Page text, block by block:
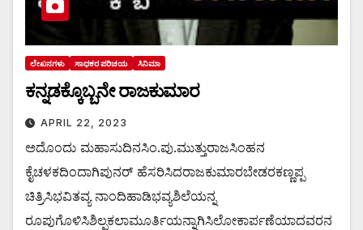
ಲೇಖನಗಳು ಸಾಧಕರ ಪರಿಚಯ ಸಿನಿಮಾ
ಕನ್ನಡಕ್ಕೊಬ್ಬನೇ ರಾಜಕುಮಾರ
APRIL 22, 2023
ಅದೊಂದು ಮಹಾಸುದಿನಸಿಂ.ಪು.ಮುತ್ತುರಾಜಸಿಂಹನ
ಕೈಚಳಕದಿಂದಾಗಿಪುನರ್ ಹೆಸರಿಸಿದರಾಜಕುಮಾರಬೇಡರಕಣ್ಣಪ್ಪ
ಚಿತ್ರಿಸಿಭವಿತವ್ಯ ನಾಂದಿಹಾಡಿಭವ್ಯಶಿಲೆಯನ್ನ
ರೂಪುಗೊಳಿಸಿಶಿಲ್ಪಕಲಾಮೂರ್ತಿಯನ್ನಾಗಿಸಿಲೋಕಾರ್ಪಣೆಯಾದವರನ